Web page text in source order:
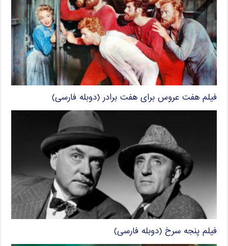
فیلم هفت عروس برای هفت برادر (دوبله فارسی)
فیلم پنجه سرخ (دوبله فارسی)